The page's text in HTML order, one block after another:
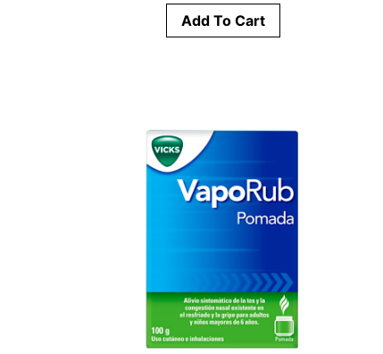
Add To Cart